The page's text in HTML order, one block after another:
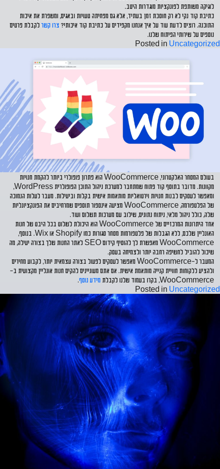
לוגיקה משותפת לפונקציות מוגדרות היטב.
כתיבת קוד נקי לא רק חוסכת זמן בעתיד, אלא גם מפחיתה טעויות ובאגים, ומשפרת את איכות
התוכנה. רוצים לדעת עוד על איך אנחנו מקפידים על כתיבת קוד איכותי? צרו קשרלקבלת פרטים
נוספים על שירותי הפיתוח שלנו.
Posted in Uncategorized
בעולם המסחר האלקטרוני,WooCommerceהוא פתרון פופולרי ביותר להקמת חנויות
מקוונות. מדובר בתוסףקוד פתוח
שמתחבר למערכת ניהול התוכן הפופולרית WordPress,
ומאפשר לעסקים לבנות חנויות וירטואליות מותאמות אישית בקלות וביעילות. מעבר לעלות הנמוכה
של הפלטפורמה, WooCommerce מציעה אינספור תוספים שמרחיבים את הפונקציונליות
שלה, כולל ניהול מלאי, ניתוח נתונים, שילוב עם מערכות תשלום ועוד.
אחד היתרונות המרכזיים של WooCommerce הוא היכולת לשלוט בכל היבט של חנות
האונליין שלכם, ללא הגבלות של פלטפורמות מסחר סגורות כמו Shopify או Wix. בנוסף,
WooCommerce מאפשרת לך להוסיף
קידום SEO
לאתר החנות שלך בצורה יעילה, מה
שיכול להוביל לחשיפה רחבה יותר ולצמיחה בעסק.
המעבר ל-WooCommerce מאפשר לעסקים לפעול בצורה עצמאית יותר, לקבוע מחירים
ולהציע ללקוחות חוויית קנייה מותאמת אישית. אם אתם מעוניינים להקים חנות אונליין מקצועית ב-
WooCommerce, בקרו בעמוד שלנו לקבלת
מידע נוסף.
Posted in Uncategorized